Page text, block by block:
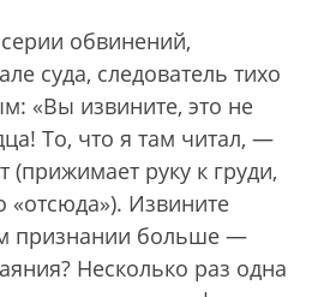
обвинений,
суда, следователь тихо
«Вы извините, это не
То, что я там читал, —
(прижимает руку к груди,
«отсюда»). Извините
признании больше —
Несколько раз одна